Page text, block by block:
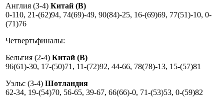
Англия (3-4) Китай (B)
0-110, 21-(62)94, 74(69)-49, 90(84)-25, 16-(69)69, 77(51)-10, 0-
(71)76
Четвертьфиналы:
Бельгия (2-4) Китай (B)
96(61)-30, 17-(50)71, 11-(72)92, 44-66, 78(78)-13, 15-(57)81
Уэльс (3-4) Шотландия
62-34, 19-(54)70, 56-65, 39-67, 66(66)-0, 71-(53)53, 0-(59)82